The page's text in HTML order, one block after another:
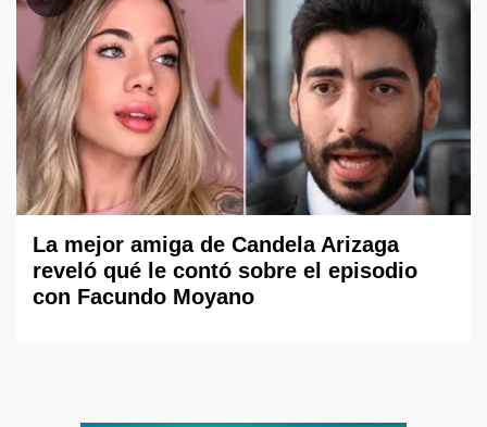
La mejor amiga de Candela Arizaga
reveló qué le contó sobre el episodio
con Facundo Moyano